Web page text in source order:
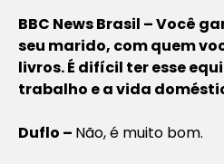
BBC News Brasil – Você
seu marido, com quem
livros. É difícil ter esse
trabalho e a vida
Duflo – Não, é muito bom.